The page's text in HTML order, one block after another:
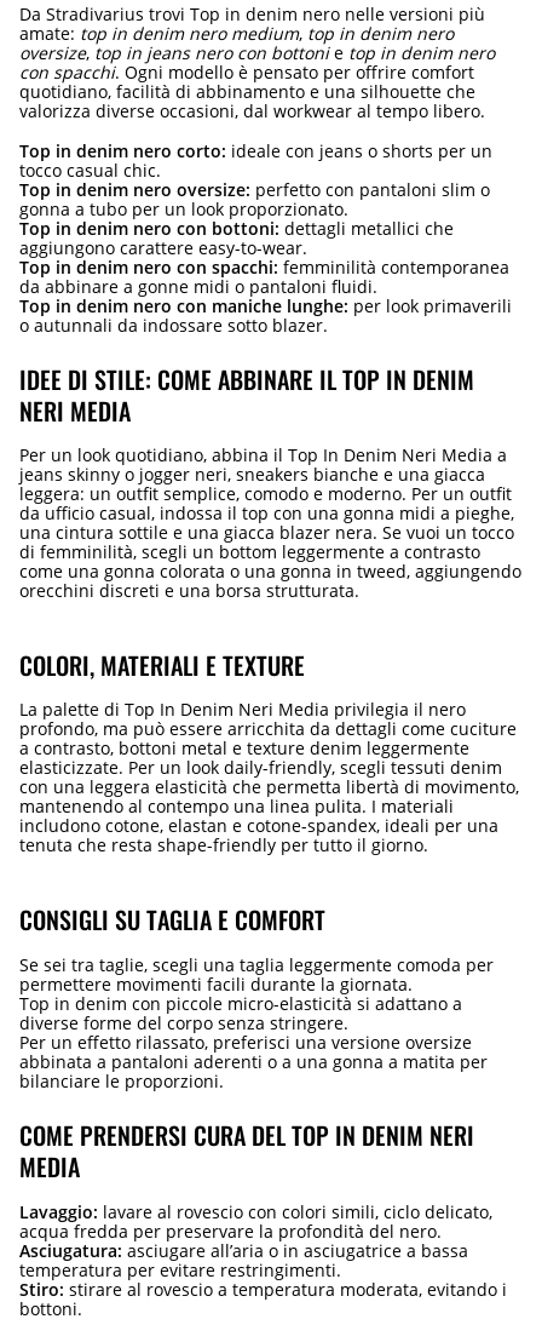
Da Stradivarius trovi Top in denim nero nelle versioni più
amate: top in denim nero medium, top in denim nero
oversize, top in jeans nero con bottonie top in denim nero
con spacchi. Ogni modello è pensato per offrire comfort
quotidiano, facilità di abbinamento e una silhouette che
valorizza diverse occasioni, dal workwear al tempo libero.
Top in denim nero corto: ideale con jeans o shorts per un
tocco casual chic.
Top in denim nero oversize: perfetto con pantaloni slim o
gonna a tubo per un look proporzionato.
Top in denim nero con bottoni: dettagli metallici che
aggiungono carattere easy-to-wear.
Top in denim nero con spacchi: femminilità contemporanea
da abbinare a gonne midi o pantaloni fluidi.
Top in denim nero con maniche lunghe: per look primaverili
o autunnali da indossare sotto blazer.
IDEE DI STILE: COME ABBINARE IL TOP IN DENIM
NERI MEDIA
Per un look quotidiano, abbina il Top In Denim Neri Media a
jeans skinny o jogger neri, sneakers bianche e una giacca
leggera: un outfit semplice, comodo e moderno. Per un outfit
da ufficio casual, indossa il top con una gonna midi a pieghe,
una cintura sottile e una giacca blazer nera. Se vuoi un tocco
di femminilità, scegli un bottom leggermente a contrasto
come una gonna colorata o una gonna in tweed, aggiungendo
orecchini discreti e una borsa strutturata.
COLORI, MATERIALI E TEXTURE
La palette di Top In Denim Neri Media privilegia il nero
profondo, ma può essere arricchita da dettagli come cuciture
a contrasto, bottoni metal e texture denim leggermente
elasticizzate. Per un look daily-friendly, scegli tessuti denim
con una leggera elasticità che permetta libertà di movimento,
mantenendo al contempo una linea pulita. I materiali
includono cotone, elastan e cotone-spandex, ideali per una
tenuta che resta shape-friendly per tutto il giorno.
CONSIGLI SU TAGLIA E COMFORT
Se sei tra taglie, scegli una taglia leggermente comoda per
permettere movimenti facili durante la giornata.
Top in denim con piccole micro-elasticità si adattano a
diverse forme del corpo senza stringere.
Per un effetto rilassato, preferisci una versione oversize
abbinata a pantaloni aderenti o a una gonna a matita per
bilanciare le proporzioni.
COME PRENDERSI CURA DEL TOP IN DENIM NERI
MEDIA
Lavaggio: lavare al rovescio con colori simili, ciclo delicato,
acqua fredda per preservare la profondità del nero.
Asciugatura: asciugare all’aria o in asciugatrice a bassa
temperatura per evitare restringimenti.
Stiro: stirare al rovescio a temperatura moderata, evitando i
bottoni.